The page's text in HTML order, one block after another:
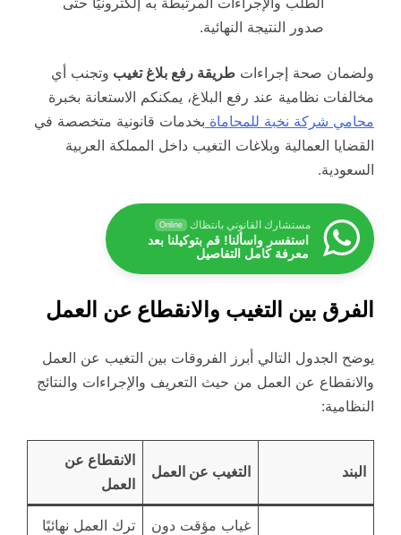
صدور النتيجة النهائية.
ولضمان صحة إجراءات طريقة رفع بلاغ تغيب وتجنب أي
مخالفات نظامية عند رفع البلاغ، يمكنكم الاستعانة بخبرة
محامي شركة نخبة للمحاماة بخدمات قانونية متخصصة في
القضايا العمالية وبلاغات التغيب داخل المملكة العربية
السعودية.
مستشارك القانوني بانتظاك Online
استفسر واسألنا! قم بتوكيلنا بعد
معرفة كامل التفاصيل
الفرق بين التغيب والانقطاع عن العمل
يوضح الجدول التالي أبرز الفروقات بين التغيب عن العمل
والانقطاع عن العمل من حيث التعريف والإجراءات والنتائج
النظامية:
البند التغيب عن العمل
الانقطاع عن
العمل
غياب مؤقت دون
ترك العمل نهائيًا